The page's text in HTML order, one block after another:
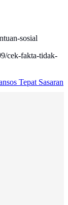
sosial
cek-fakta-tidak-
Tepat Sasaran